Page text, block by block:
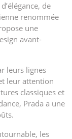
de
renommée
une
avant-
leurs lignes
leur attention
classiques et
Prada a une
les